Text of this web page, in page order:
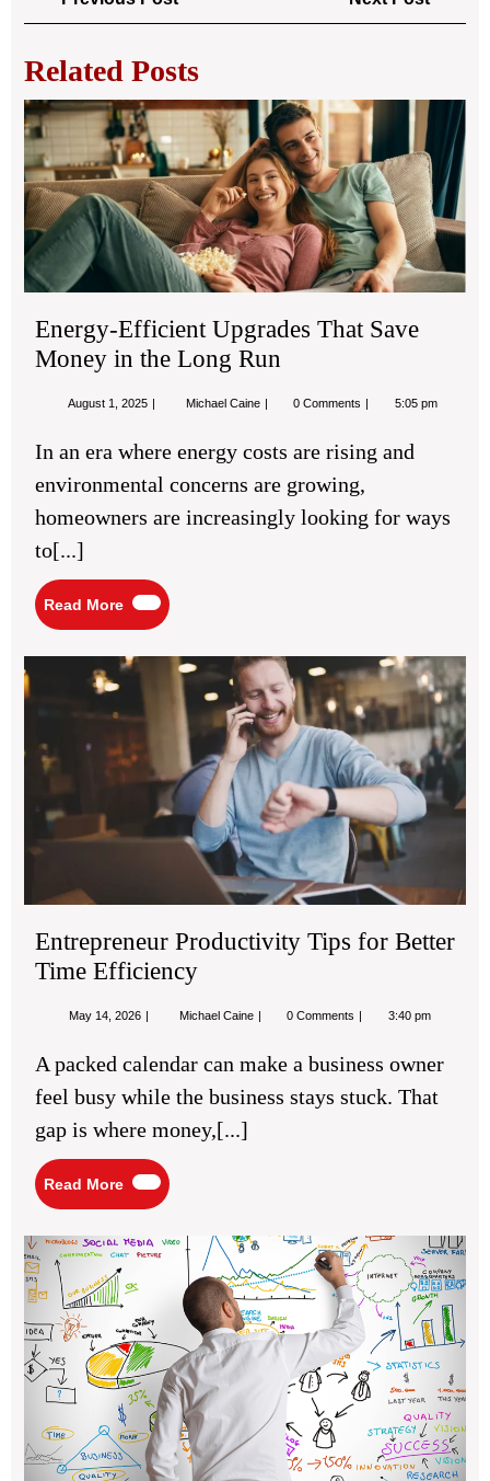
navigation
Post
Post
Related Posts
the
Energy-Efficient Upgrades That Save
Money in the Long Run
August 1, 2025 AugustMichael Caine Energy-
That
Money
the
0 Comments 5:05 pm
In an era where energy costs are rising and
environmental concerns are growing,
homeowners are increasingly looking for ways
to[...]
Read More
Read
More
for
Entrepreneur Productivity Tips for Better
Time Efficiency
May 14, 2026 May
Michael Caine Entrepreneur
for
Time
0 Comments 3:40 pm
A packed calendar can make a business owner
feel busy while the business stays stuck. That
gap is where money,[...]
Read More
Read
More